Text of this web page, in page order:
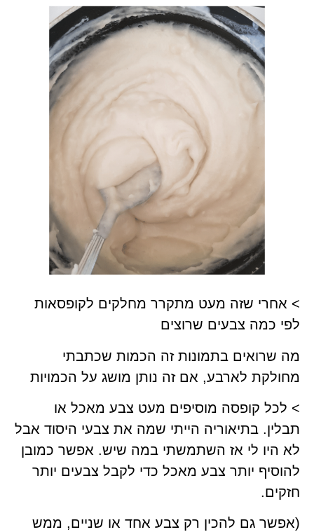
> אחרי שזה מעט מתקרר מחלקים לקופסאות
לפי כמה צבעים שרוצים
מה שרואים בתמונות זה הכמות שכתבתי
מחולקת לארבע, אם זה נותן מושג על הכמויות
> לכל קופסה מוסיפים מעט צבע מאכל או
תבלין. בתיאוריה הייתי שמה את צבעי היסוד אבל
לא היו לי אז השתמשתי במה שיש. אפשר כמובן
להוסיף יותר צבע מאכל כדי לקבל צבעים יותר
חזקים.
(אפשר גם להכין רק צבע אחד או שניים, ממש